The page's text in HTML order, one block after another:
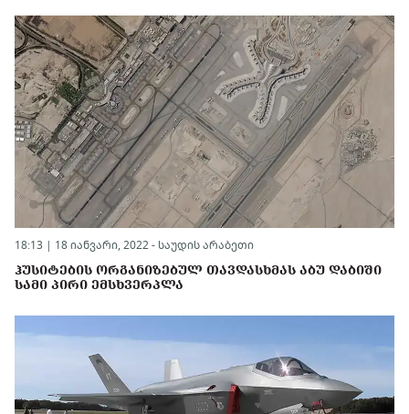
18:13 | 18 იანვარი, 2022 - საუდის არაბეთი
ᲰᲣᲡᲘᲢᲔᲑᲘᲡ ᲝᲠᲒᲐᲜᲘᲖᲔᲑᲣᲚ ᲗᲐᲕᲓᲐᲡᲮᲛᲐᲡ ᲐᲑᲣ ᲓᲐᲑᲘᲨᲘ
ᲡᲐᲛᲘ ᲞᲘᲠᲘ ᲔᲛᲡᲮᲕᲔᲠᲞᲚᲐ